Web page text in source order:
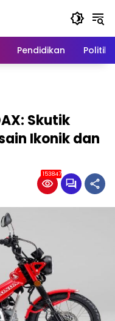
Pendidikan Politik
Skutik
Ikonik dan
153847